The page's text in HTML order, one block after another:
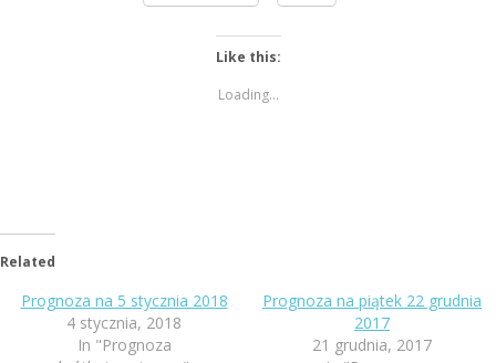
Like this:
Loading...
Related
Prognoza na 5 stycznia 2018
4 stycznia, 2018
In "Prognoza
Prognoza na piątek 22 grudnia
2017
21 grudnia, 2017